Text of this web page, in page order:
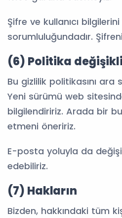
Şifre ve kullanıcı
sorumluluğundadır.
(6) Politika
Bu gizlilik politikasını ara
Yeni sürümü web
bilgilendiririz. Arada bir
etmeni öneririz.
E-posta yoluyla da
edebiliriz.
(7) Hakların
Bizden, hakkındaki tüm